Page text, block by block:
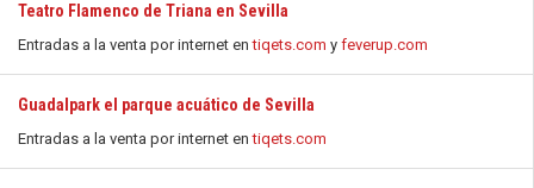
Teatro Flamenco de Triana en Sevilla
Entradas a la venta por internet entiqets.com y feverup.com
Guadalpark el parque acuático de Sevilla
Entradas a la venta por internet entiqets.com